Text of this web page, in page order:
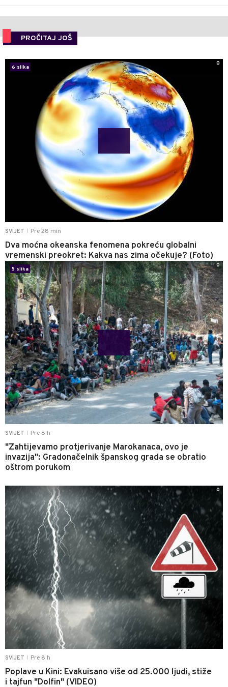
PROČITAJ JOŠ
SVIJET Pre 28 min
Dva moćna okeanska fenomena pokreću globalni
vremenski preokret: Kakva nas zima očekuje? (Foto)
6 slika
0
SVIJET Pre 8 h
"Zahtijevamo protjerivanje Marokanaca, ovo je
invazija": Gradonačelnik španskog grada se obratio
oštrom porukom
5 slika
0
SVIJET Pre 8 h
Poplave u Kini: Evakuisano više od 25.000 ljudi, stiže
i tajfun "Dolfin" (VIDEO)
0